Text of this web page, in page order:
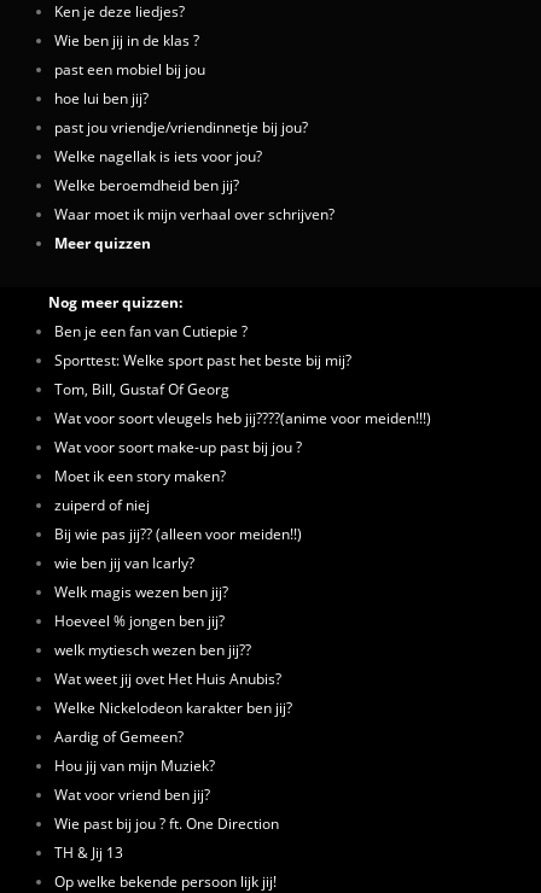
Ken je deze liedjes?
Wie ben jij in de klas ?
past een mobiel bij jou
hoe lui ben jij?
past jou vriendje/vriendinnetje bij jou?
Welke nagellak is iets voor jou?
Welke beroemdheid ben jij?
Waar moet ik mijn verhaal over schrijven?
Meer quizzen
Nog meer quizzen:
Ben je een fan van Cutiepie ?
Sporttest: Welke sport past het beste bij mij?
Tom, Bill, Gustaf Of Georg
Wat voor soort vleugels heb jij????(anime voor meiden!!!)
Wat voor soort make-up past bij jou ?
Moet ik een story maken?
zuiperd of niej
Bij wie pas jij?? (alleen voor meiden!!)
wie ben jij van Icarly?
Welk magis wezen ben jij?
Hoeveel % jongen ben jij?
welk mytiesch wezen ben jij??
Wat weet jij ovet Het Huis Anubis?
Welke Nickelodeon karakter ben jij?
Aardig of Gemeen?
Hou jij van mijn Muziek?
Wat voor vriend ben jij?
Wie past bij jou ? ft. One Direction
TH & Jij 13
Op welke bekende persoon lijk jij!